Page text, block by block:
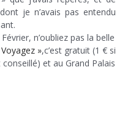
je n’avais pas entendu
n’oubliez pas la belle
»,c’est gratuit (1 € si
et au Grand Palais